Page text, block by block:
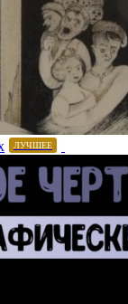
ЛУЧШЕЕ